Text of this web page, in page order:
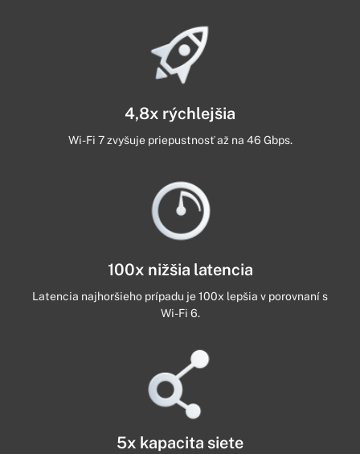
4,8x rýchlejšia
Wi-Fi 7 zvyšuje priepustnosť až na 46 Gbps.
100x nižšia latencia
Latencia najhoršieho prípadu je 100x lepšia v porovnaní s
Wi-Fi 6.
5x kapacita siete